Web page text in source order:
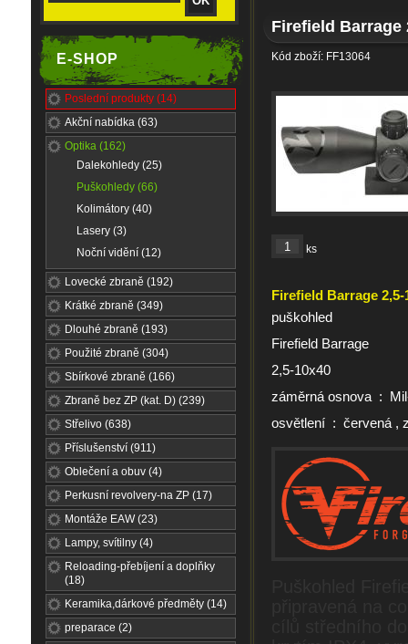
E-SHOP
Poslední produkty (14)
Akční nabídka (63)
Optika (162)
Dalekohledy (25)
Puškohledy (66)
Kolimátory (40)
Lasery (3)
Noční vidění (12)
Lovecké zbraně (192)
Krátké zbraně (349)
Dlouhé zbraně (193)
Použité zbraně (304)
Sbírkové zbraně (166)
Zbraně bez ZP (kat. D) (239)
Střelivo (638)
Příslušenství (911)
Oblečení a obuv (4)
Perkusní revolvery-na ZP (17)
Montáže EAW (23)
Lampy, svítilny (4)
Reloading-přebíjení a doplňky
(18)
Keramika,dárkové předměty (14)
preparace (2)
Firefield Barrage
Kód zboží: FF13064
ks
Firefield Barrage 2,5-
puškohled
Firefield Barrage
2,5-10x40
záměrná osnova :
osvětlení : červená ,